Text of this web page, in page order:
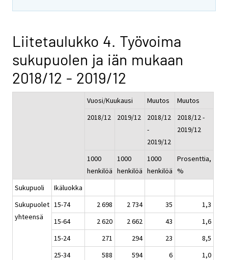
Liitetaulukko 4. Työvoima
sukupuolen ja iän mukaan
2018/12 - 2019/12
Vuosi/Kuukausi Muutos
Muutos
2018/12
2019/12
2018/12
-
2019/12
2018/12 -
2019/12
1000
henkilöä
1000
henkilöä
1000
henkilöä
Prosenttia,
%
Sukupuoli
Ikäluokka
Sukupuolet
yhteensä
15-74 2 698 2 734 35
1,3
15-64
2 620 2 662 43
1,6
15-24
271 294 23
8,5
25-34
588 594 6
1,0